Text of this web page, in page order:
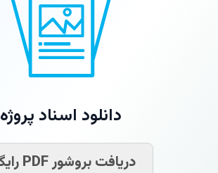
دانلود اسناد پروژه
دریافت بروشور PDF رایگان